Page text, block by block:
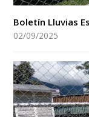
Boletín Lluvias
02/09/2025